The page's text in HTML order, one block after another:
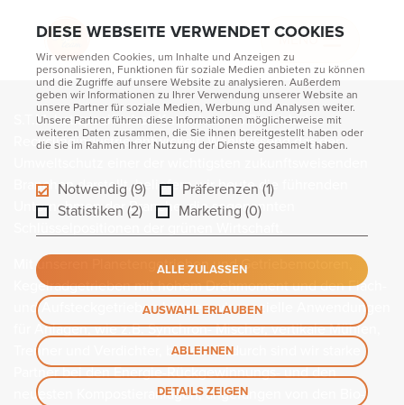
DIESE WEBSEITE VERWENDET COOKIES
Wir verwenden Cookies, um Inhalte und Anzeigen zu
personalisieren, Funktionen für soziale Medien anbieten zu können
und die Zugriffe auf unsere Website zu analysieren. Außerdem
geben wir Informationen zu Ihrer Verwendung unserer Website an
unsere Partner für soziale Medien, Werbung und Analysen weiter.
Unsere Partner führen diese Informationen möglicherweise mit
weiteren Daten zusammen, die Sie ihnen bereitgestellt haben oder
die sie im Rahmen Ihrer Nutzung der Dienste gesammelt haben.
Notwendig (9)
Präferenzen (1)
Statistiken (2)
Marketing (0)
ALLE ZULASSEN
AUSWAHL ERLAUBEN
ABLEHNEN
DETAILS ZEIGEN
MENU
Recycling
S.T.M. hat spezifisches Know-how im Bereich der
Recyclingindustrie entwickelt. Wohlwissend das der
Branchen darstellt, beliefern wir heute die führenden
Unternehmen der Branche, die sogenannten
Mit unseren Planetengetrieben und Getriebemotoren,
Kegelradgetrieben mit hohem Drehmoment und den Flach-
und Aufsteckgetrieben können wir spezielle Anwendungen
für Anlagen, wie z.B. Synchron- Mischer, vertikale Mühlen,
Trenner und Verdichter, bieten. Dadurch sind wir starke
Partner bei den Energie-Rückgewinnungs- und den
neuesten Kompostieranlagen, angefangen von den Bio-